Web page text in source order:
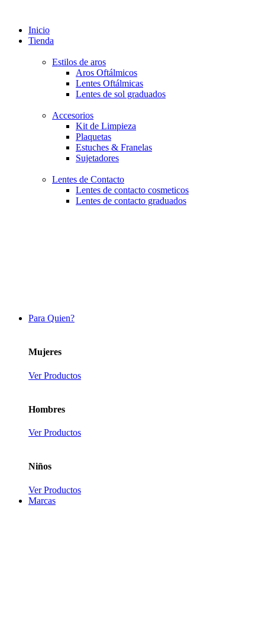
Inicio
Tienda
Estilos de aros
Aros Oftálmicos
Lentes Oftálmicas
Lentes de sol graduados
Accesorios
Kit de Limpieza
Plaquetas
Estuches & Franelas
Sujetadores
Lentes de Contacto
Lentes de contacto cosmeticos
Lentes de contacto graduados
Para Quien?
Mujeres
Ver Productos
Hombres
Ver Productos
Niños
Ver Productos
Marcas